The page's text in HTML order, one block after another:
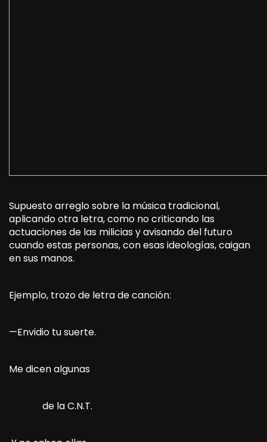
Supuesto arreglo sobre la música tradicional,
aplicando otra letra, como no criticando las
actuaciones de las milicias y avisando del futuro
cuando estas personas, con esas ideologías, caigan
en sus manos.
Ejemplo, trozo de letra de canción:
—Envidio tu suerte.
Me dicen algunas
de la C.N.T.